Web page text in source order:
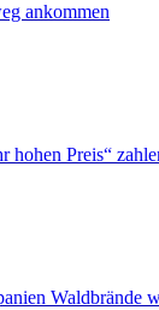
ankommen
hohen Preis“
Waldbrände